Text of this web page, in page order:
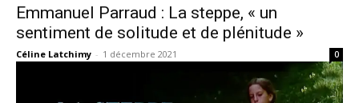
Emmanuel Parraud : La steppe, « un
sentiment de solitude et de plénitude »
Céline Latchimy - 1 décembre 2021 0